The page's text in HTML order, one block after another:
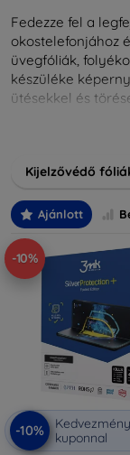
Fedezze fel a
okostelefonjához
üvegfóliák,
készüléke
ütésekkel és
hanem
méretű és stílusú
Legyen szó teljes
minőséget szem
minden eszközre.
Kijelzővédő
Ajánlott
-10%
-10%
Kedvezmény
kuponnal